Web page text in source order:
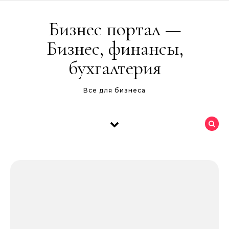
Бизнес портал —
Бизнес, финансы,
бухгалтерия
Все для бизнеса